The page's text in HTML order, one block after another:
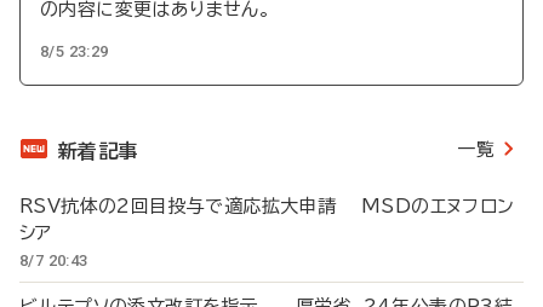
の内容に変更はありません。
8/5 23:29
新着記事 一覧
RSV抗体の2回目投与で適応拡大申請 MSDのエヌフロン
シア
8/7 20:43